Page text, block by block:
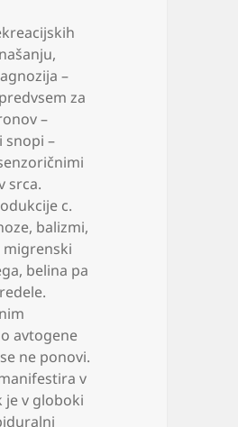
,
–
za
–
snopi –
srca.
c.
, balizmi,
migrenski
, belina pa
avtogene
ne ponovi.
v
je v globoki